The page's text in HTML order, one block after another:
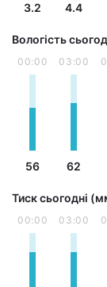
3.2 4.4
Вологість
00:00
56
03:00
62
Тиск сьогодні
00:00 03:00